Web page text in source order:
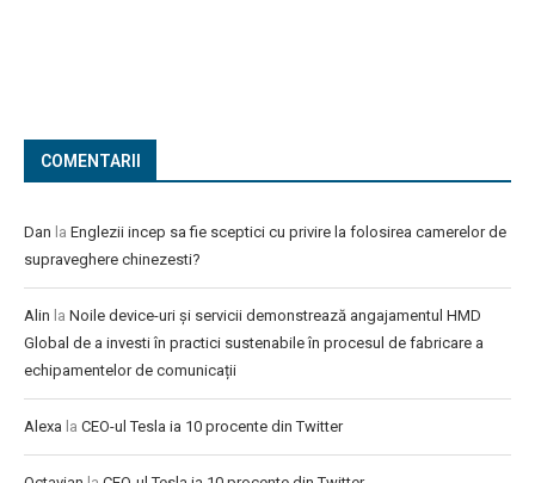
COMENTARII
Dan la Englezii incep sa fie sceptici cu privire la folosirea camerelor de
supraveghere chinezesti?
Alin la Noile device-uri și servicii demonstrează angajamentul HMD
Global de a investi în practici sustenabile în procesul de fabricare a
echipamentelor de comunicații
Alexa la CEO-ul Tesla ia 10 procente din Twitter